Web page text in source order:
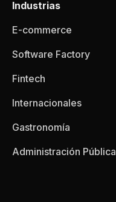
Industrias
E-commerce
Software Factory
Fintech
Internacionales
Gastronomía
Administración Pública